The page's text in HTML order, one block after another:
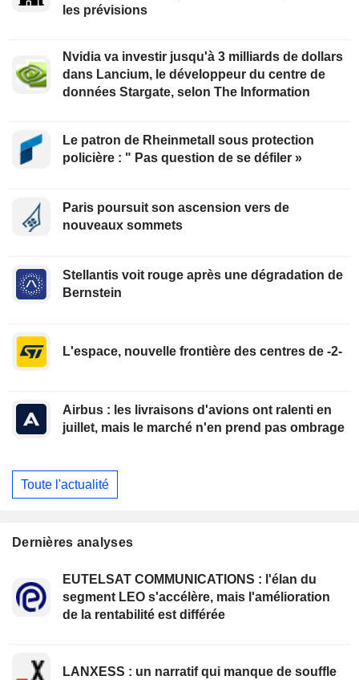
les prévisions
Nvidia va investir jusqu'à 3 milliards de dollars
dans Lancium, le développeur du centre de
données Stargate, selon The Information
Le patron de Rheinmetall sous protection
policière : " Pas question de se défiler »
Paris poursuit son ascension vers de
nouveaux sommets
Stellantis voit rouge après une dégradation de
Bernstein
L'espace, nouvelle frontière des centres de -2-
Airbus : les livraisons d'avions ont ralenti en
juillet, mais le marché n'en prend pas ombrage
Toute l'actualité
Dernières analyses
EUTELSAT COMMUNICATIONS : l'élan du
segment LEO s'accélère, mais l'amélioration
de la rentabilité est différée
LANXESS : un narratif qui manque de souffle